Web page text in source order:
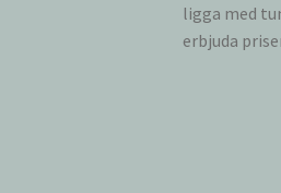
ligga med
erbjuda